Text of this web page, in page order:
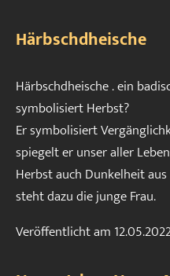
Härbschdheische
Härbschdheische . ein
symbolisiert Herbst?
Er symbolisiert
spiegelt er unser aller
Herbst auch Dunkelheit
steht dazu die junge Frau.
Veröffentlicht am